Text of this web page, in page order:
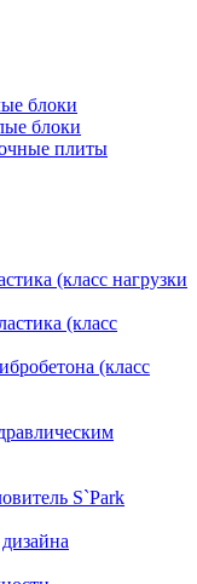
блоки
блоки
плиты
(класс нагрузки
(класс
(класс
S`Park